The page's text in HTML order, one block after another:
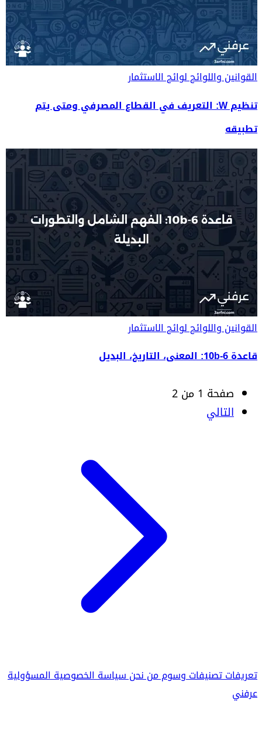
القوانين واللوائحلوائح الاستثمار
تنظيم W: التعريف في القطاع المصرفي ومتى يتم
تطبيقه
القوانين واللوائحلوائح الاستثمار
قاعدة 10b-6: المعنى، التاريخ، البديل
صفحة 1 من 2
التالي
تعريفاتتصنيفاتوسوممن نحنسياسة الخصوصيةالمسؤولية
عرفني